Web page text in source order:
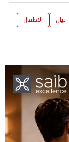
بيان الأطفال